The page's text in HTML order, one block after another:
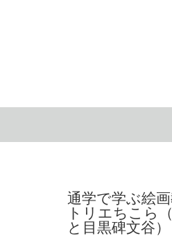
通学で学ぶ絵
トリエちこら
と目黒碑文谷）